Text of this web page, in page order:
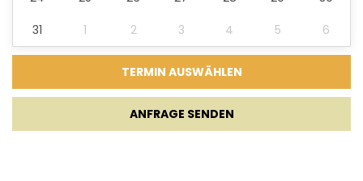
01.05.2027. 02.05.2027. 2 1200 €
03.05.2027. 28.05.2027. 2 960 €
31
1 2 3 4 5 6
ANFRAGE SENDEN